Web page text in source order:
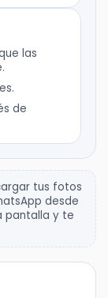
las
de
tus fotos
desde
pantalla y te